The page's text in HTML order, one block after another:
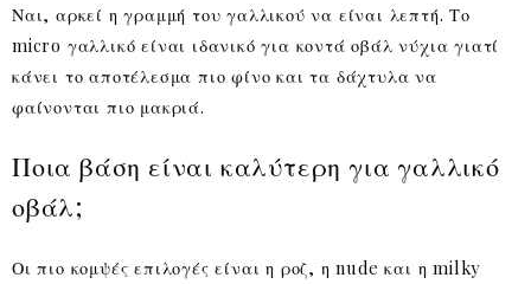
Ναι, αρκεί η γραμμή του γαλλικού να είναι λεπτή. Το
micro γαλλικό είναι ιδανικό για κοντά οβάλ νύχια γιατί
κάνει το αποτέλεσμα πιο φίνο και τα δάχτυλα να
φαίνονται πιο μακριά.
Ποια βάση είναι καλύτερη για γαλλικό
οβάλ;
Οι πιο κομψές επιλογές είναι η ροζ, η nude και η milky